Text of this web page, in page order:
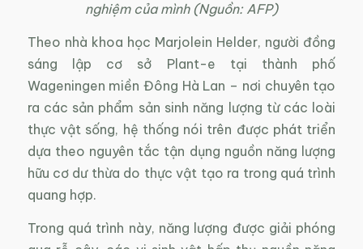
nghiệm của mình (Nguồn: AFP)
Theo nhà khoa học Marjolein Helder, người đồng
sáng lập cơ sở Plant-e tại thành phố
Wageningen miền Đông Hà Lan – nơi chuyên tạo
ra các sản phẩm sản sinh năng lượng từ các loài
thực vật sống, hệ thống nói trên được phát triển
dựa theo nguyên tắc tận dụng nguồn năng lượng
hữu cơ dư thừa do thực vật tạo ra trong quá trình
quang hợp.
Trong quá trình này, năng lượng được giải phóng